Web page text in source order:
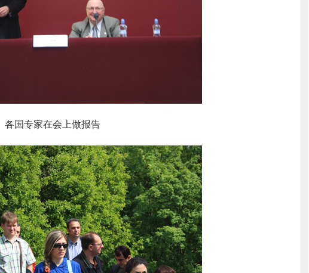
各国专家在会上做报告